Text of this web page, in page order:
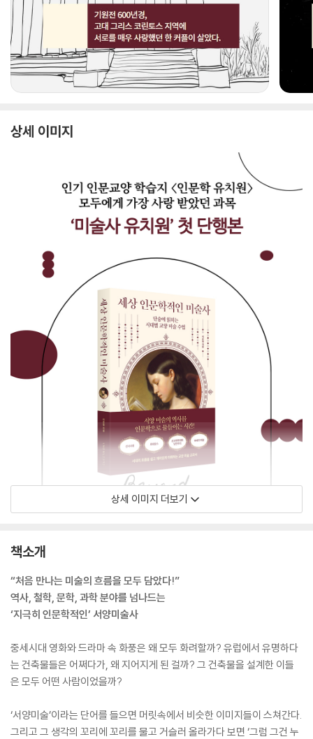
상세 이미지
상세 이미지 더보기
책소개
“처음 만나는 미술의 흐름을 모두 담았다!”
역사, 철학, 문학, 과학 분야를 넘나드는
‘지극히 인문학적인’ 서양미술사
중세시대 영화와 드라마 속 화풍은 왜 모두 화려할까? 유럽에서 유명하다
는 건축물들은 어쩌다가, 왜 지어지게 된 걸까? 그 건축물을 설계한 이들
은 모두 어떤 사람이었을까?
‘서양미술’이라는 단어를 들으면 머릿속에서 비슷한 이미지들이 스쳐간다.
그리고 그 생각의 꼬리에 꼬리를 물고 거슬러 올라가다 보면 ‘그럼 그건 누